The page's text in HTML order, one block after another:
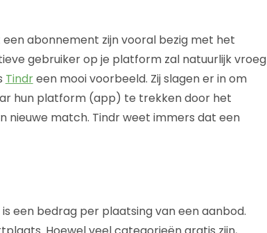
abonnement zijn vooral bezig met het
gebruiker op je platform zal natuurlijk vroeg
Tindreen mooi voorbeeld. Zij slagen er in om
hun platform (app) te trekken door het
nieuwe match. Tindr weet immers dat een
een bedrag per plaatsing van een aanbod.